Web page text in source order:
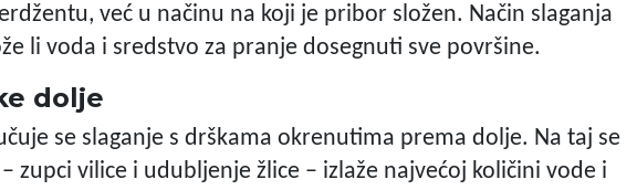
već u načinu na koji je pribor složen. Način slaganja
li voda i sredstvo za pranje dosegnuti sve površine.
dolje
se slaganje s drškama okrenutima prema dolje. Na taj se
zupci vilice i udubljenje žlice – izlaže najvećoj količini vode i